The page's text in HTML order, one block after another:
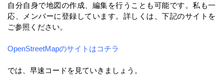
自分自身で地図の作成、編集を行うことも可能です。私も一
応、メンバーに登録しています。詳しくは、下記のサイトを
ご参照ください。
OpenStreetMapのサイトはコチラ
では、早速コードを見ていきましょう。